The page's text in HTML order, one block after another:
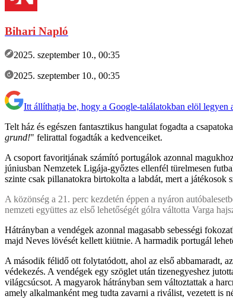
Bihari Napló
2025. szeptember 10., 00:35
2025. szeptember 10., 00:35
Itt állíthatja be, hogy a Google-találatokban elöl legyen
Telt ház és egészen fantasztikus hangulat fogadta a
grund!" felirattal fogadták a kedvenceiket.
A csoport favoritjának számító portugálok azonnal
júniusban Nemzetek Ligája-győztes ellenfél türelmesen
szinte csak pillanatokra birtokolta a labdát, mert a
A közönség a 21. perc kezdetén éppen a nyáron
nemzeti együttes az első lehetőségét gólra váltotta Varga
Hátrányban a vendégek azonnal magasabb sebességi
majd Neves lövését kellett kiütnie. A harmadik portugál
A második félidő ott folytatódott, ahol az első abbamaradt,
védekezés. A vendégek egy szöglet után tizenegyeshez
világcsúcsot. A magyarok hátrányban sem változtattak a
amely alkalmanként meg tudta zavarni a riválist, vezetett is